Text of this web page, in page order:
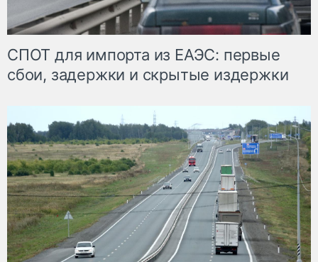
СПОТ для импорта из ЕАЭС: первые
сбои, задержки и скрытые издержки